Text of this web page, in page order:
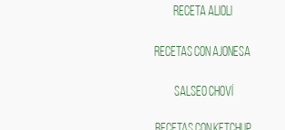
RECETA ALIOLI
RECETAS CON AJONESA
SALSEO CHOVÍ